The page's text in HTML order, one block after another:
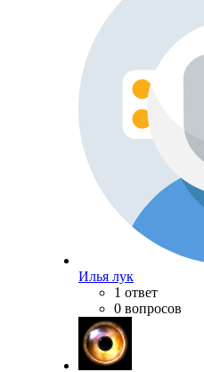
Илья лук
1 ответ
0 вопросов